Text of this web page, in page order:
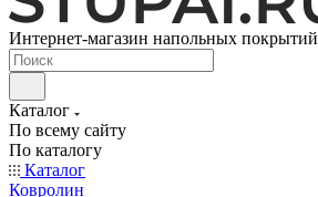
Интернет-магазин напольных покрытий
Каталог
По всему сайту
По каталогу
Каталог
Ковролин